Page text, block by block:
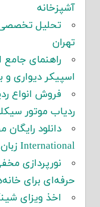
آشپزخانه
تحلیل
تهران
راهنمای
اسپیکر دیواری و
فروش انواع
ردیاب موتور
International زبان آلمانی
حرفه‌ای برای
اخذ ویزای